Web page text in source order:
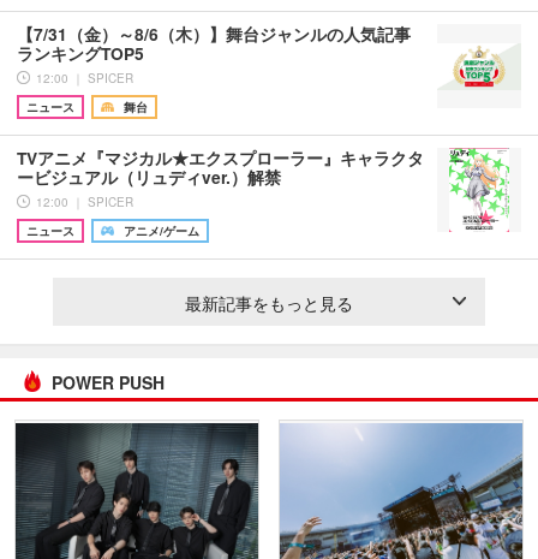
【7/31（金）～8/6（木）】舞台ジャンルの人気記事
ランキングTOP5
12:00 ｜ SPICER
ニュース
舞台
TVアニメ『マジカル★エクスプローラー』キャラクタ
ービジュアル（リュディver.）解禁
12:00 ｜ SPICER
ニュース
アニメ/ゲーム
最新記事をもっと見る
POWER PUSH